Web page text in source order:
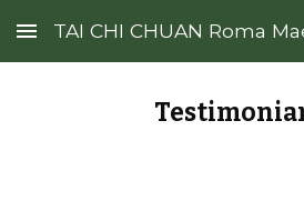
Skip to main content